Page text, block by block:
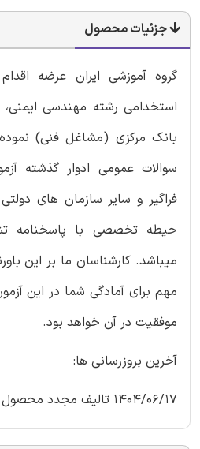
جزئیات محصول
گروه آموزشی ایران عرضه
استخدامی رشته مهندسی
بانک مرکزی (مشاغل فنی)
سوالات عمومی ادوار گذشته
فراگیر و سایر سازمان های
حیطه تخصصی با پاسخنامه
میباشد. کارشناسان ما بر این
مهم برای آمادگی شما در این
موفقیت در آن خواهد بود.
آخرین بروزرسانی ها:
1404/06/17 تالیف مجدد محصول